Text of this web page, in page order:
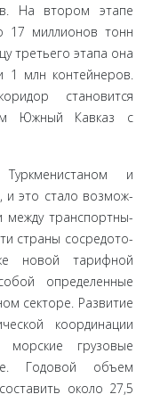
На втором этапе
17 миллионов тонн
третьего этапа она
1 млн контейнеров.
становится
Южный Кавказ с
и
и это стало возмож­
между транспортны­
страны сосредото­
новой тарифной
определенные
секторе. Развитие
координации
морские грузовые
Годовой объем
около 27,5